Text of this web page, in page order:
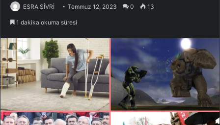
ESRA SİVRİ Temmuz 12, 2023 0 13
1 dakika okuma süresi